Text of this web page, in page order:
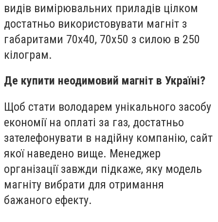
видів вимірювальних приладів цілком
достатньо використовувати магніт з
габаритами 70х40, 70х50 з силою в 250
кілограм.
Де купити неодимовий магніт в Україні?
Щоб стати володарем унікального засобу
економії на оплаті за газ, достатньо
зателефонувати в надійну компанію, сайт
якої наведено вище. Менеджер
організації завжди підкаже, яку модель
магніту вибрати для отримання
бажаного ефекту.